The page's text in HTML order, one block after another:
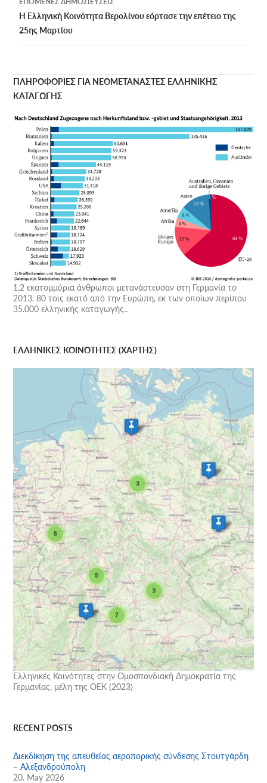
Η Ελληνική Κοινότητα Βερολίνου εόρτασε την επέτειο της
25ης Μαρτίου
ΠΛΗΡΟΦΟΡΙΕΣ ΓΙΑ ΝΕΟΜΕΤΑΝΑΣΤΕΣ ΕΛΛΗΝΙΚΗΣ
ΚΑΤΑΓΩΓΗΣ
1,2 εκατομμύρια άνθρωποι μετανάστευσαν στη Γερμανία το
2013. 80 τοις εκατό από την Ευρώπη, εκ των οποίων περίπου
35.000 ελληνικής καταγωγής..
ΕΛΛΗΝΙΚΕΣ ΚΟΙΝΟΤΗΤΕΣ (ΧΑΡΤΗΣ)
Ελληνικές Κοινότητες στην Ομοσπονδιακή Δημοκρατία της
Γερμανίας, μέλη της ΟΕΚ (2023)
RECENT POSTS
Διεκδίκηση της απευθείας αεροπορικής σύνδεσης Στουτγάρδη
– Αλεξανδρούπολη
20. May 2026